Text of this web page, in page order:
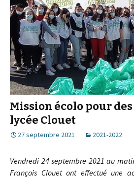
Mission écolo pour
lycée Clouet
27 septembre 2021 2021-2022
Vendredi 24 septembre 2021 au
François Clouet ont effectué une